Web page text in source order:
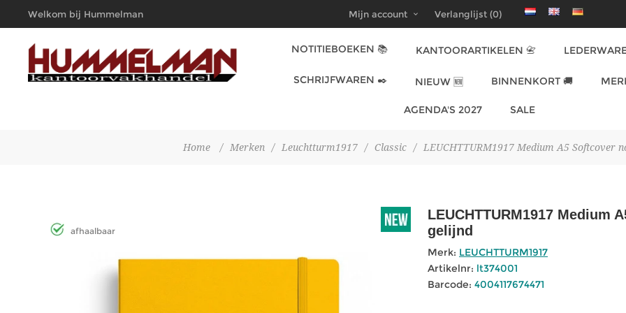
Welkom bij Hummelman
Kantoorvakhandel
Mijn account Verlanglijst (0)
NOTITIEBOEKEN 📚 KANTOORARTIKELEN 📇
SCHRIJFWAREN ✒️ NIEUW 🆕 BINNENKORT 🚚
AGENDA'S 2027 SALE
Home / Merken / Leuchtturm1917 / Classic / LEUCHTTURM1917 Medium A5 Softcover
afhaalbaar
LEUCHTTURM1917 Medium
gelijnd
Merk: LEUCHTTURM1917
Artikelnr: lt374001
Barcode: 4004117674471